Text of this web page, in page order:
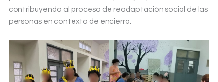
contribuyendo al proceso de readaptación social de las
personas en contexto de encierro.